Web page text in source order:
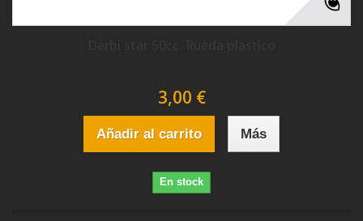
3,00 €
Añadir al carrito Más
En stock